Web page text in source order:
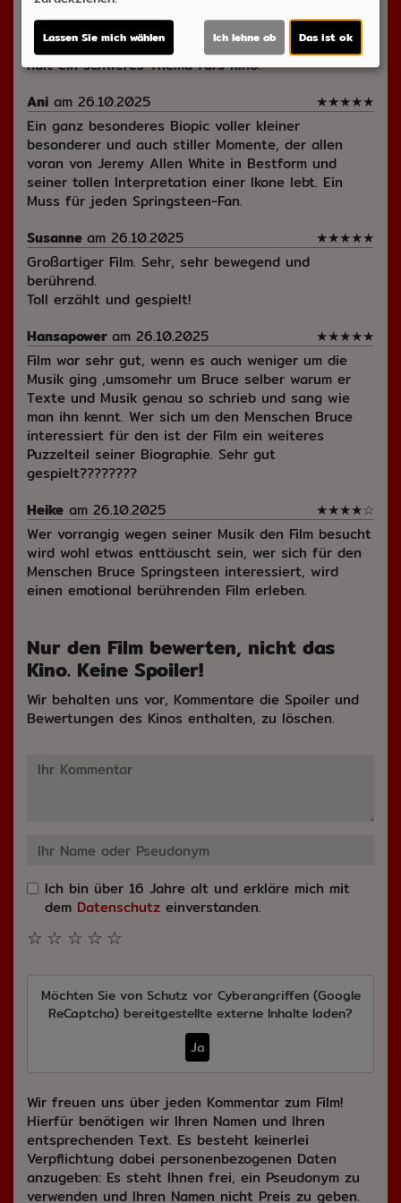
Prozent aus seinen Depressionen besteht und die
Musik zu kurz kommt, habe ich nicht erwartet. Muss
Heike aus den Kommentaren voll zustimmen. Eben
halt ein schweres Thema fürs Kino.
Ani am 26.10.2025 ★★★★★
Ein ganz besonderes Biopic voller kleiner
besonderer und auch stiller Momente, der allen
voran von Jeremy Allen White in Bestform und
seiner tollen Interpretation einer Ikone lebt. Ein
Muss für jeden Springsteen-Fan.
Susanne am 26.10.2025 ★★★★★
Großartiger Film. Sehr, sehr bewegend und
berührend.
Toll erzählt und gespielt!
Hansapower am 26.10.2025 ★★★★★
Film war sehr gut, wenn es auch weniger um die
Musik ging ,umsomehr um Bruce selber warum er
Texte und Musik genau so schrieb und sang wie
man ihn kennt. Wer sich um den Menschen Bruce
interessiert für den ist der Film ein weiteres
Puzzelteil seiner Biographie. Sehr gut
gespielt????????
Heike am 26.10.2025 ★★★★☆
Wer vorrangig wegen seiner Musik den Film besucht
wird wohl etwas enttäuscht sein, wer sich für den
Menschen Bruce Springsteen interessiert, wird
einen emotional berührenden Film erleben.
Nur den Film bewerten, nicht das
Kino. Keine Spoiler!
Wir behalten uns vor, Kommentare die Spoiler und
Bewertungen des Kinos enthalten, zu löschen.
Ich bin über 16 Jahre alt und erkläre mich mit
dem Datenschutz einverstanden.
☆
☆
☆
☆
☆
Möchten Sie von Schutz vor Cyberangriffen (Google
ReCaptcha) bereitgestellte externe Inhalte laden?
Ja
Wir freuen uns über jeden Kommentar zum Film!
Hierfür benötigen wir Ihren Namen und Ihren
entsprechenden Text. Es besteht keinerlei
Verpflichtung dabei personenbezogenen Daten
anzugeben: Es steht Ihnen frei, ein Pseudonym zu
verwenden und Ihren Namen nicht Preis zu geben.
Lassen Sie mich wählen Ich lehne ab Das ist ok